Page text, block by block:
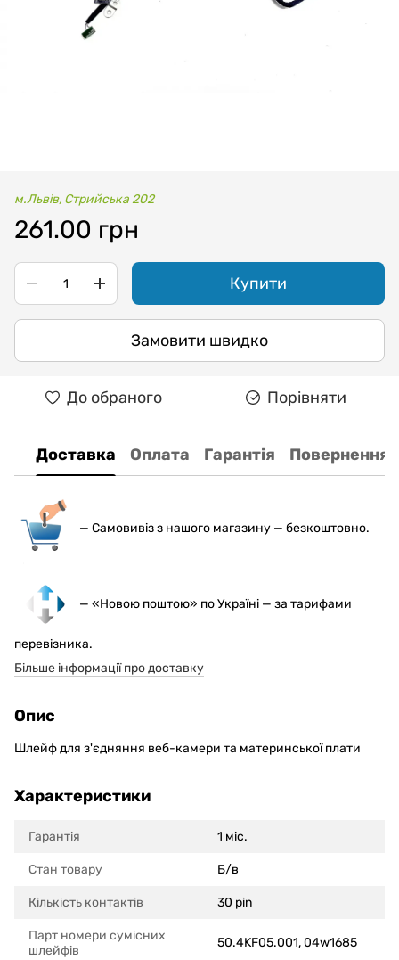
м.Львів, Стрийська 202
261.00 грн
Купити
Замовити швидко
До обраного Порівняти
Доставка Оплата Гарантія Повернення
— Самовивіз з нашого магазину — безкоштовно.
— «Новою поштою» по Україні — за тарифами
перевізника.
Більше інформації про доставку
Опис
Шлейф для з'єдняння веб-камери та материнської плати
Характеристики
Гарантія 1 міс.
Стан товару Б/в
Кількість контактів 30 pin
Парт номери сумісних
шлейфів
50.4KF05.001, 04w1685